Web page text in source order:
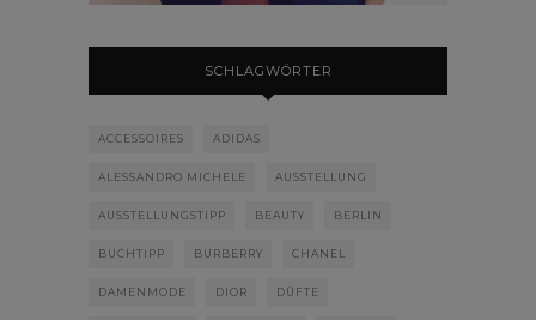
SCHLAGWÖRTER
ACCESSOIRES ADIDAS
ALESSANDRO MICHELE AUSSTELLUNG
AUSSTELLUNGSTIPP BEAUTY BERLIN
BUCHTIPP BURBERRY CHANEL
DAMENMODE DIOR DÜFTE